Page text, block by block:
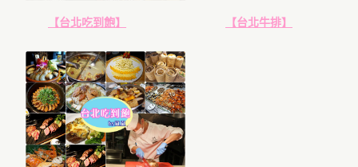
【台北吃到飽】 【台北牛排】